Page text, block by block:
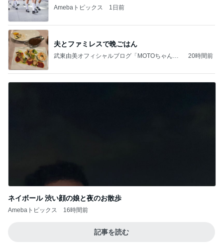
Amebaトピックス 1日前
夫とファミレスで晩ごはん
武東由美オフィシャルブログ「MOTOちゃんと
20時間前
ネイボール 渋い顔の娘と夜のお散歩
Amebaトピックス 16時間前
記事を読む